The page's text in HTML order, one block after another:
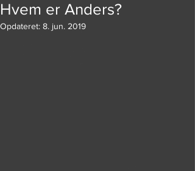
Hvem er Anders?
Opdateret: 8. jun. 2019